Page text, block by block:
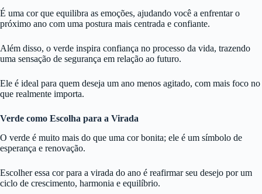
É uma cor que equilibra as emoções, ajudando você a enfrentar o
próximo ano com uma postura mais centrada e confiante.
Além disso, o verde inspira confiança no processo da vida, trazendo
uma sensação de segurança em relação ao futuro.
Ele é ideal para quem deseja um ano menos agitado, com mais foco no
que realmente importa.
Verde como Escolha para a Virada
O verde é muito mais do que uma cor bonita; ele é um símbolo de
esperança e renovação.
Escolher essa cor para a virada do ano é reafirmar seu desejo por um
ciclo de crescimento, harmonia e equilíbrio.